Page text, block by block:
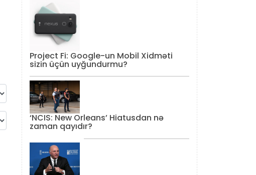
Project Fi: Google-un Mobil Xidməti
sizin üçün uyğundurmu?
‘NCIS: New Orleans’ Hiatusdan nə
zaman qayıdır?